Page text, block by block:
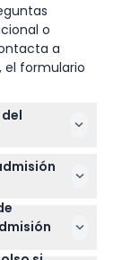
o
a
el formulario
todos los
que
verano
en
Está
— por
de